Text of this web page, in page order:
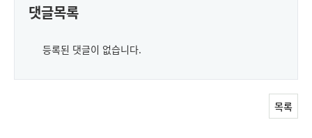
댓글목록
등록된 댓글이 없습니다.
목록